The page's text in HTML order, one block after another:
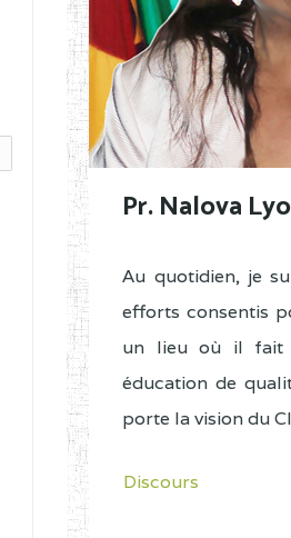
Pr. Nalova
Au quotidien, je
efforts consentis
un lieu où il fait
éducation de
porte la vision du
Discours